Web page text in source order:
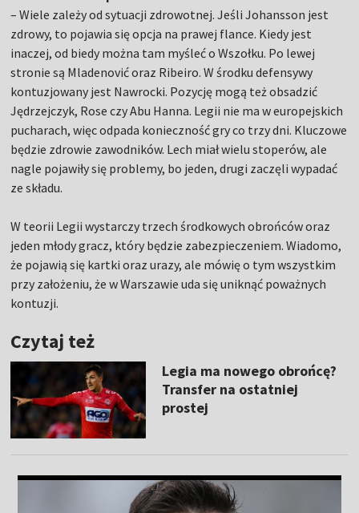
– Wiele zależy od sytuacji zdrowotnej. Jeśli Johansson jest
zdrowy, to pojawia się opcja na prawej flance. Kiedy jest
inaczej, od biedy można tam myśleć o Wszołku. Po lewej
stronie są Mladenović oraz Ribeiro. W środku defensywy
kontuzjowany jest Nawrocki. Pozycję mogą też obsadzić
Jędrzejczyk, Rose czy Abu Hanna. Legii nie ma w europejskich
pucharach, więc odpada konieczność gry co trzy dni. Kluczowe
będzie zdrowie zawodników. Lech miał wielu stoperów, ale
nagle pojawiły się problemy, bo jeden, drugi zaczęli wypadać
ze składu.
W teorii Legii wystarczy trzech środkowych obrońców oraz
jeden młody gracz, który będzie zabezpieczeniem. Wiadomo,
że pojawią się kartki oraz urazy, ale mówię o tym wszystkim
przy założeniu, że w Warszawie uda się uniknąć poważnych
kontuzji.
Czytaj też
Legia ma nowego obrońcę?
Transfer na ostatniej
prostej